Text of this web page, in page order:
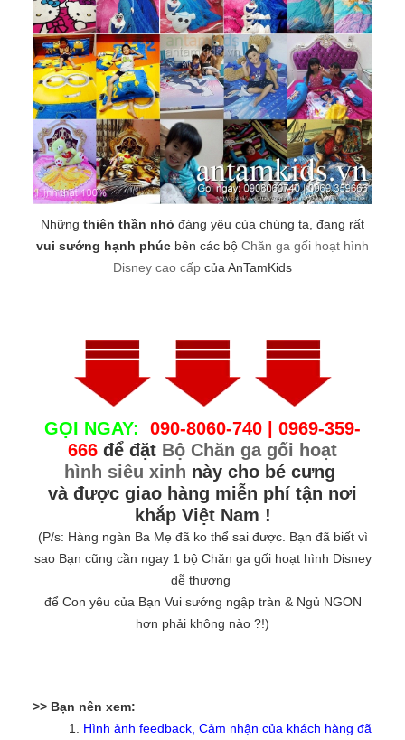
Những thiên thần nhỏ đáng yêu của chúng ta, đang rất
vui sướng hạnh phúc bên các bộ Chăn ga gối hoạt hình
Disney cao cấp của AnTamKids
GỌI NGAY:
090-8060-740 | 0969-359-
666 để đặt Bộ Chăn ga gối hoạt
hình siêu xinh này cho bé cưng
và được giao hàng miễn phí tận nơi
khắp Việt Nam !
(P/s: Hàng ngàn Ba Mẹ đã ko thể sai được. Bạn đã biết vì
sao Bạn cũng cần ngay 1 bộ Chăn ga gối hoạt hình Disney
dễ thương
để Con yêu của Bạn Vui sướng ngập tràn & Ngủ NGON
hơn phải không nào ?!)
>> Bạn nên xem:
1. Hình ảnh feedback, Cảm nhận của khách hàng đã